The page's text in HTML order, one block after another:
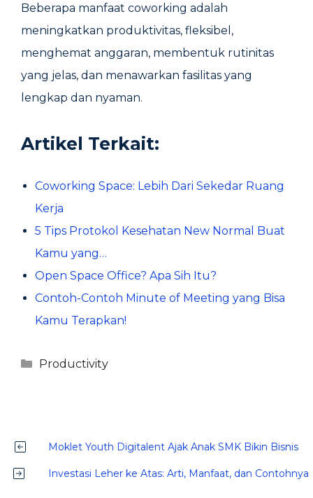
Beberapa manfaat coworking adalah
meningkatkan produktivitas, fleksibel,
menghemat anggaran, membentuk rutinitas
yang jelas, dan menawarkan fasilitas yang
lengkap dan nyaman.
Artikel Terkait:
Coworking Space: Lebih Dari Sekedar Ruang
Kerja
5 Tips Protokol Kesehatan New Normal Buat
Kamu yang…
Open Space Office? Apa Sih Itu?
Contoh-Contoh Minute of Meeting yang Bisa
Kamu Terapkan!
Kategori
Productivity
Moklet Youth Digitalent Ajak Anak SMK Bikin Bisnis
Investasi Leher ke Atas: Arti, Manfaat, dan Contohnya